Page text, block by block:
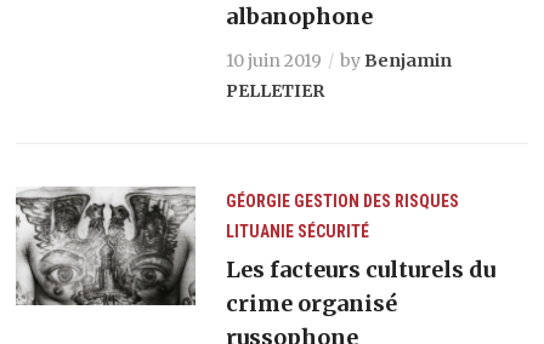
albanophone
10 juin 2019 by Benjamin
PELLETIER
GÉORGIE GESTION DES RISQUES
LITUANIE SÉCURITÉ
Les facteurs culturels du
crime organisé
russophone